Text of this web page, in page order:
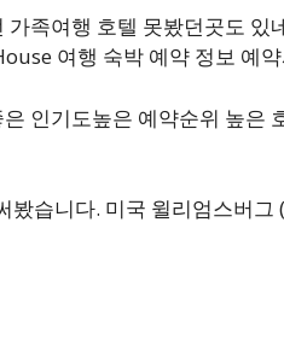
족여행 호텔 못봤던곳도 있
여행 숙박 예약 정보 예
인기도높은 예약순위 높은
습니다. 미국 윌리엄스버그